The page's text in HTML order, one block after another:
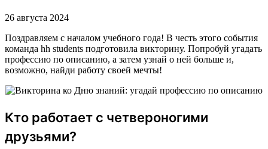
26 августа 2024
Поздравляем с началом учебного года! В честь этого события
команда hh students подготовила викторину. Попробуй угадать
профессию по описанию, а затем узнай о ней больше и,
возможно, найди работу своей мечты!
Кто работает с четвероногими
друзьями?